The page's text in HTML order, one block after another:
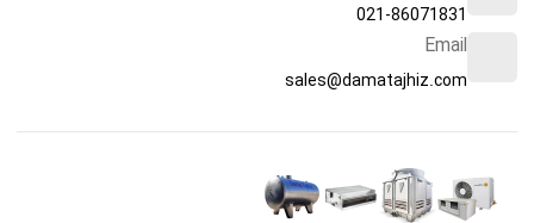
021-86071831
Email
sales@damatajhiz.com